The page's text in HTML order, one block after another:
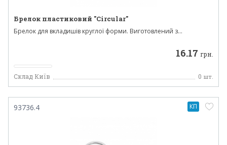
Брелок пластиковий "Circular"
Брелок для вкладишів круглої форми. Виготовлений з...
16.17 грн.
Склад Київ 0 шт.
93736.4 КП